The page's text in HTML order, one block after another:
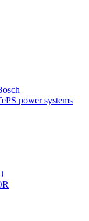
power systems